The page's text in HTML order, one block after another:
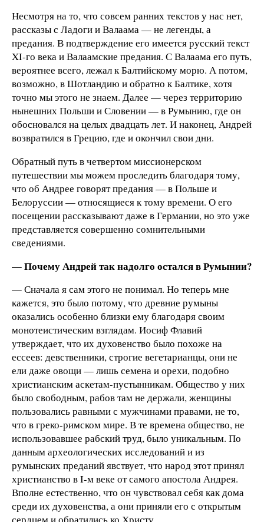
Несмотря на то, что совсем ранних текстов у нас нет,
рассказы с Ладоги и Валаама — не легенды, а
предания. В подтверждение его имеется русский текст
XI-го века и Валаамские предания. С Валаама его путь,
вероятнее всего, лежал к Балтийскому морю. А потом,
возможно, в Шотландию и обратно к Балтике, хотя
точно мы этого не знаем. Далее — через территорию
нынешних Польши и Словении — в Румынию, где он
обосновался на целых двадцать лет. И наконец, Андрей
возвратился в Грецию, где и окончил свои дни.
Обратный путь в четвертом миссионерском
путешествии мы можем проследить благодаря тому,
что об Андрее говорят предания — в Польше и
Белоруссии — относящиеся к тому времени. О его
посещении рассказывают даже в Германии, но это уже
представляется совершенно сомнительными
сведениями.
— Почему Андрей так надолго остался в Румынии?
— Сначала я сам этого не понимал. Но теперь мне
кажется, это было потому, что древние румыны
оказались особенно близки ему благодаря своим
монотеистическим взглядам. Иосиф Флавий
утверждает, что их духовенство было похоже на
ессеев: девственники, строгие вегетарианцы, они не
ели даже овощи — лишь семена и орехи, подобно
христианским аскетам-пустынникам. Общество у них
было свободным, рабов там не держали, женщины
пользовались равными с мужчинами правами, не то,
что в греко-римском мире. В те времена общество, не
использовавшее рабский труд, было уникальным. По
данным археологических исследований и из
румынских преданий явствует, что народ этот принял
христианство в I-м веке от самого апостола Андрея.
Вполне естественно, что он чувствовал себя как дома
среди их духовенства, а они приняли его с открытым